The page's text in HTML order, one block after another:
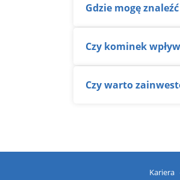
Gdzie mogę
Czy kominek
Czy warto
Kariera